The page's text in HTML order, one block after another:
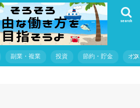
search
副業・複業 投資 節約・貯金 オ